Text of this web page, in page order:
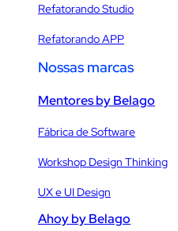
Refatorando Studio
Refatorando APP
Nossas marcas
Mentores by Belago
Fábrica de Software
Workshop Design Thinking
UX e UI Design
Ahoy by Belago